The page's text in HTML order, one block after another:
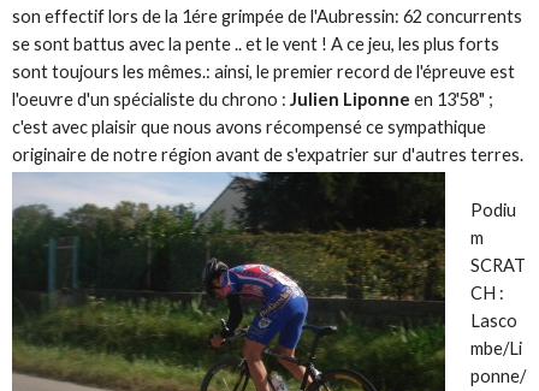
son effectif lors de la 1ére grimpée de l'Aubressin: 62 concurrents
se sont battus avec la pente .. et le vent ! A ce jeu, les plus forts
sont toujours les mêmes.: ainsi, le premier record de l'épreuve est
l'oeuvre d'un spécialiste du chrono :Julien Liponneen 13'58" ;
c'est avec plaisir que nous avons récompensé ce sympathique
originaire de notre région avant de s'expatrier sur d'autres terres.
Podiu
m
SCRAT
CH :
Lasco
mbe/Li
ponne/